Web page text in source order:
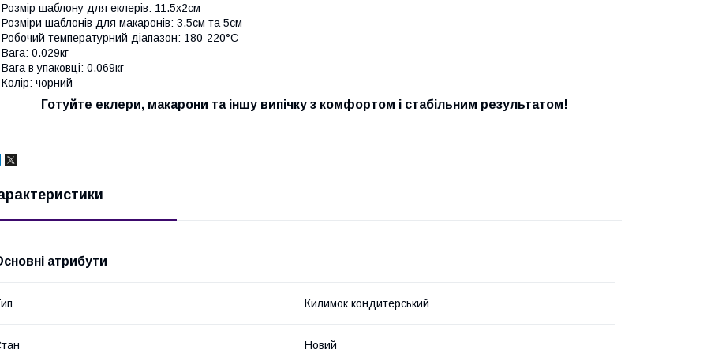
Розмір шаблону для еклерів: 11.5x2см
Розміри шаблонів для макаронів: 3.5см та 5см
Робочий температурний діапазон: 180-220°C
Вага: 0.029кг
Вага в упаковці: 0.069кг
Колір: чорний
Готуйте еклери, макарони та іншу випічку з комфортом і стабільним результатом!
атрибути
Килимок кондитерський
Новий